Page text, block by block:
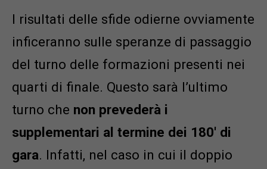
I risultati delle sfide odierne ovviamente
inficeranno sulle speranze di passaggio
del turno delle formazioni presenti nei
quarti di finale. Questo sarà l’ultimo
turno che non prevederà i
supplementari al termine dei 180′ di
gara. Infatti, nel caso in cui il doppio